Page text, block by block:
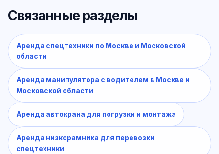
Связанные разделы
Аренда спецтехники по Москве и Московской
области
Аренда манипулятора с водителем в Москве и
Московской области
Аренда автокрана для погрузки и монтажа
Аренда низкорамника для перевозки
спецтехники